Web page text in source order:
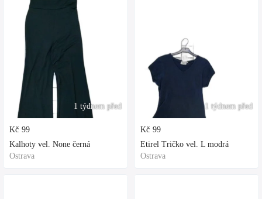
1 týdnem před
Kč 99
Kalhoty vel. None černá
Ostrava
1 týdnem před
Kč 99
Etirel Tričko vel. L modrá
Ostrava